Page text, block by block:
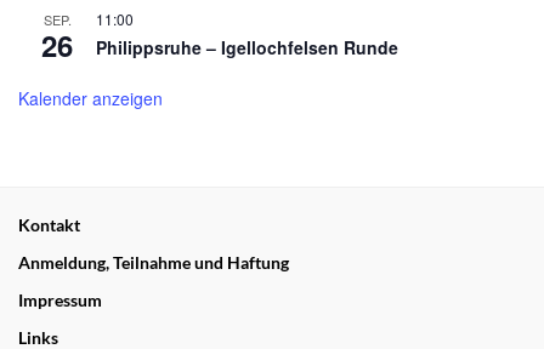
SEP.
26
11:00
Philippsruhe – Igellochfelsen Runde
Kalender anzeigen
Kontakt
Anmeldung, Teilnahme und Haftung
Impressum
Links